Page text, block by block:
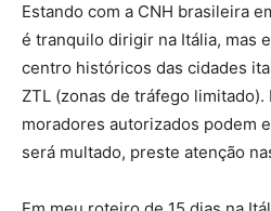
Estando com a CNH brasileira
é tranquilo dirigir na Itália, mas
centro históricos das cidades
ZTL (zonas de tráfego
moradores autorizados podem
será multado, preste atenção